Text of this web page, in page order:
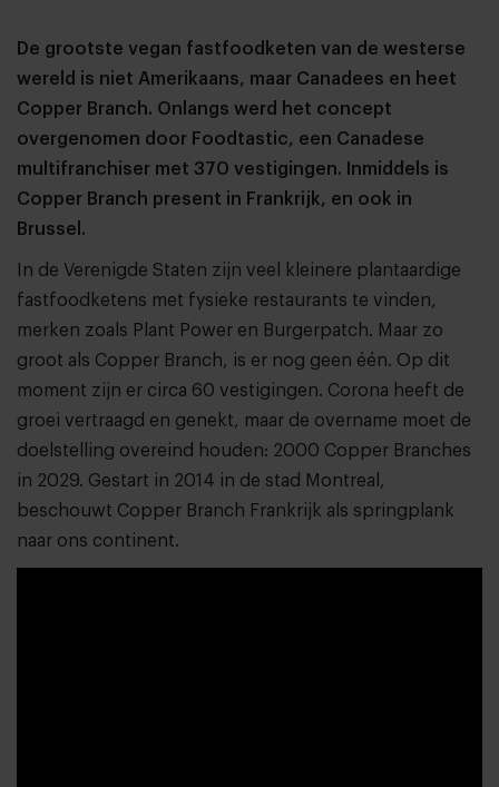
De grootste vegan fastfoodketen van de westerse
wereld is niet Amerikaans, maar Canadees en heet
Copper Branch. Onlangs werd het concept
overgenomen door Foodtastic, een Canadese
multifranchiser met 370 vestigingen. Inmiddels is
Copper Branch present in Frankrijk, en ook in
Brussel.
In de Verenigde Staten zijn veel kleinere plantaardige
fastfoodketens met fysieke restaurants te vinden,
merken zoals Plant Power en Burgerpatch. Maar zo
groot als Copper Branch, is er nog geen één. Op dit
moment zijn er circa 60 vestigingen. Corona heeft de
groei vertraagd en genekt, maar de overname moet de
doelstelling overeind houden: 2000 Copper Branches
in 2029. Gestart in 2014 in de stad Montreal,
beschouwt Copper Branch Frankrijk als springplank
naar ons continent.